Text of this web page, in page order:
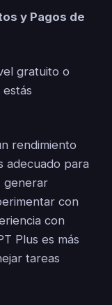
y Pagos de
gratuito o
rendimiento
adecuado para
generar
con
con
Plus es más
tareas